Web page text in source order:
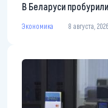
В Беларуси
Экономика 8 августа,